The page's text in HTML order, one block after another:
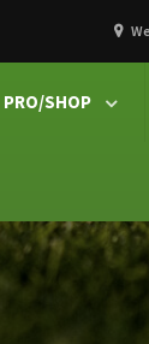
PRO/SHOP 